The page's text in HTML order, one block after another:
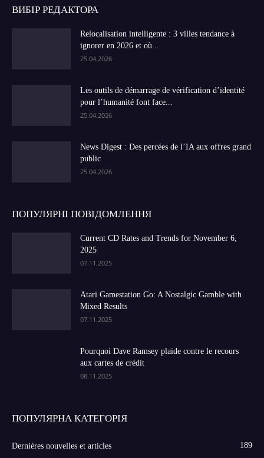
ВИБІР РЕДАКТОРА
Relocalisation intelligente : 3 villes tendance à
ignorer en 2026 et où...
25.04.2026
Les outils de démarrage de vérification d’identité
pour l’humanité font face...
25.04.2026
News Digest : Des percées de l’IA aux offres grand
public
25.04.2026
ПОПУЛЯРНІ ПОВІДОМЛЕННЯ
Current CD Rates and Trends for November 6,
2025
07.11.2025
Atari Gamestation Go: A Nostalgic Gamble with
Mixed Results
07.11.2025
Pourquoi Dave Ramsey plaide contre le recours
aux cartes de crédit
08.11.2025
ПОПУЛЯРНА КАТЕГОРІЯ
Dernières nouvelles et articles 189